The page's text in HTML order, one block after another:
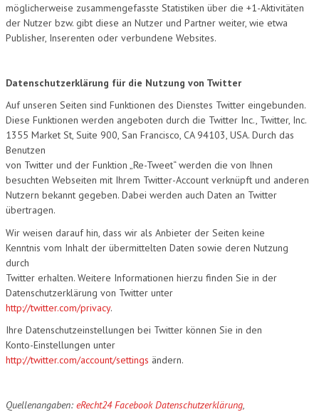
möglicherweise zusammengefasste Statistiken über die +1-Aktivitäten
der Nutzer bzw. gibt diese an Nutzer und Partner weiter, wie etwa
Publisher, Inserenten oder verbundene Websites.
Datenschutzerklärung für die Nutzung von Twitter
Auf unseren Seiten sind Funktionen des Dienstes Twitter eingebunden.
Diese Funktionen werden angeboten durch die Twitter Inc., Twitter, Inc.
1355 Market St, Suite 900, San Francisco, CA 94103, USA. Durch das
Benutzen
von Twitter und der Funktion „Re-Tweet“ werden die von Ihnen
besuchten Webseiten mit Ihrem Twitter-Account verknüpft und anderen
Nutzern bekannt gegeben. Dabei werden auch Daten an Twitter
übertragen.
Wir weisen darauf hin, dass wir als Anbieter der Seiten keine
Kenntnis vom Inhalt der übermittelten Daten sowie deren Nutzung
durch
Twitter erhalten. Weitere Informationen hierzu finden Sie in der
Datenschutzerklärung von Twitter unter
http://twitter.com/privacy.
Ihre Datenschutzeinstellungen bei Twitter können Sie in den
Konto-Einstellungen unter
http://twitter.com/account/settings ändern.
Quellenangaben: eRecht24 Facebook Datenschutzerklärung,